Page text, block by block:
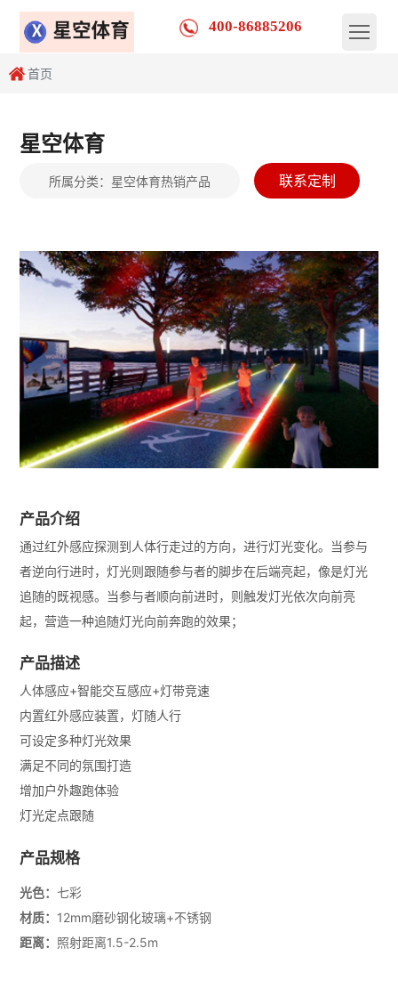
400-86885206
首页
星空体育
所属分类： 星空体育热销产品 联系定制
产品介绍
通过红外感应探测到人体行走过的方向，进行灯光变化。当参与
者逆向行进时，灯光则跟随参与者的脚步在后端亮起，像是灯光
追随的既视感。当参与者顺向前进时，则触发灯光依次向前亮
起，营造一种追随灯光向前奔跑的效果；
产品描述
人体感应+智能交互感应+灯带竞速
内置红外感应装置，灯随人行
可设定多种灯光效果
满足不同的氛围打造
增加户外趣跑体验
灯光定点跟随
产品规格
光色：七彩
材质： 12mm磨砂钢化玻璃+不锈钢
距离： 照射距离1.5-2.5m